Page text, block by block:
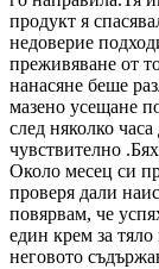
продукт я
недоверие
преживяване от
нанасяне беше
мазено усещане
след няколко
чувствително
Около месец си
проверя дали
повярвам, че
един крем за
неговото